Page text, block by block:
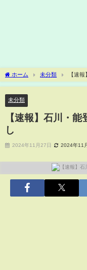
ホーム 未分類
未分類
【速報】石川・
し
2024年11月27日 2024年11